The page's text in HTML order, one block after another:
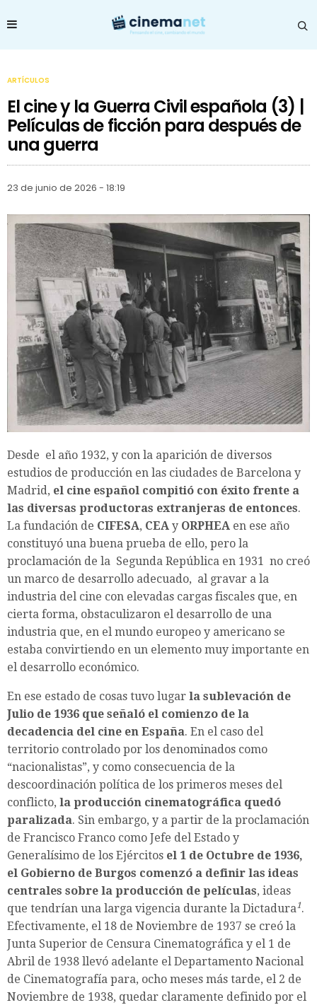
ARTÍCULOS
El cine y la Guerra Civil española (3) |
Películas de ficción para después de
una guerra
23 de junio de 2026 - 18:19
Desde el año 1932, y con la aparición de diversos
estudios de producción en las ciudades de Barcelona y
Madrid, el cine español compitió con éxito frente a
las diversas productoras extranjeras de entonces.
La fundación de CIFESA, CEA y ORPHEA en ese año
constituyó una buena prueba de ello, pero la
proclamación de la Segunda República en 1931 no creó
un marco de desarrollo adecuado, al gravar a la
industria del cine con elevadas cargas fiscales que, en
cierta forma, obstaculizaron el desarrollo de una
industria que, en el mundo europeo y americano se
estaba convirtiendo en un elemento muy importante en
el desarrollo económico.
En ese estado de cosas tuvo lugar la sublevación de
Julio de 1936 que señaló el comienzo de la
decadencia del cine en España. En el caso del
territorio controlado por los denominados como
“nacionalistas”, y como consecuencia de la
descoordinación política de los primeros meses del
conflicto, la producción cinematográfica quedó
paralizada. Sin embargo, y a partir de la proclamación
de Francisco Franco como Jefe del Estado y
Generalísimo de los Ejércitos el 1 de Octubre de 1936,
el Gobierno de Burgos comenzó a definir las ideas
centrales sobre la producción de películas, ideas
que tendrían una larga vigencia durante la Dictadura1.
Efectivamente, el 18 de Noviembre de 1937 se creó la
Junta Superior de Censura Cinematográfica y el 1 de
Abril de 1938 llevó adelante el Departamento Nacional
de Cinematografía para, ocho meses más tarde, el 2 de
Noviembre de 1938, quedar claramente definido por el